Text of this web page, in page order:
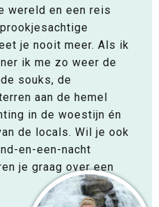
wereld en een reis
je nooit meer. Als ik
ik me zo weer de
souks, de
aan de hemel
in de woestijn én
de locals. Wil je ook
en-een-nacht
je graag over een